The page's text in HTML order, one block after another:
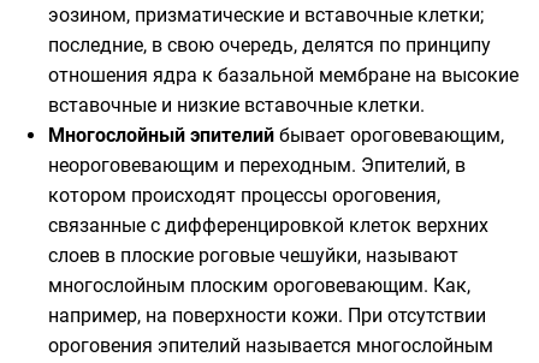
эозином, призматические и вставочные клетки;
последние, в свою очередь, делятся по принципу
отношения ядра к базальной мембране на высокие
вставочные и низкие вставочные клетки.
Многослойный эпителий бывает ороговевающим,
неороговевающим и переходным. Эпителий, в
котором происходят процессы ороговения,
связанные с дифференцировкой клеток верхних
слоев в плоские роговые чешуйки, называют
многослойным плоским ороговевающим. Как,
например, на поверхности кожи. При отсутствии
ороговения эпителий называется многослойным